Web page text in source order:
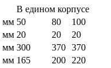
В едином корпусе
мм 50 80
100
мм 20 20
20
мм 300 370 370
мм 165 200
220